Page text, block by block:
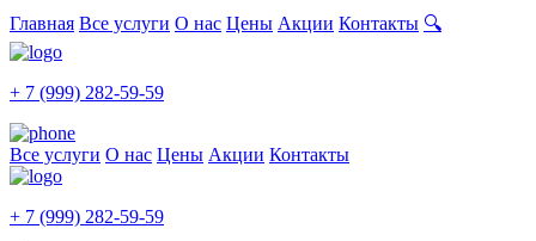
Главная Все услуги О нас Цены Акции Контакты 🔍
+ 7 (999) 282-59-59
Все услуги О нас Цены Акции Контакты
+ 7 (999) 282-59-59